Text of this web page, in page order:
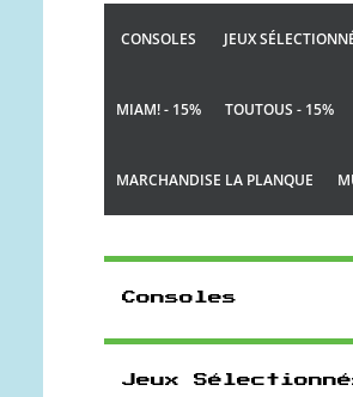
CONSOLES JEUX
MIAM! - 15% TOUTOUS - 15%
MARCHANDISE LA PLANQUE
Consoles
Jeux